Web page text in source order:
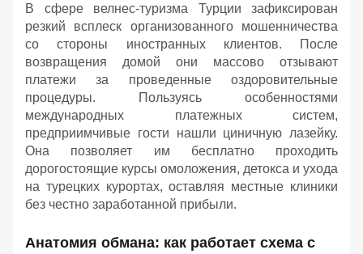
В сфере велнес-туризма Турции зафиксирован
резкий всплеск организованного мошенничества
со стороны иностранных клиентов. После
возвращения домой они массово отзывают
платежи за проведенные оздоровительные
процедуры. Пользуясь особенностями
международных платежных систем,
предприимчивые гости нашли циничную лазейку.
Она позволяет им бесплатно проходить
дорогостоящие курсы омоложения, детокса и ухода
на турецких курортах, оставляя местные клиники
без честно заработанной прибыли.
Анатомия обмана: как работает схема с